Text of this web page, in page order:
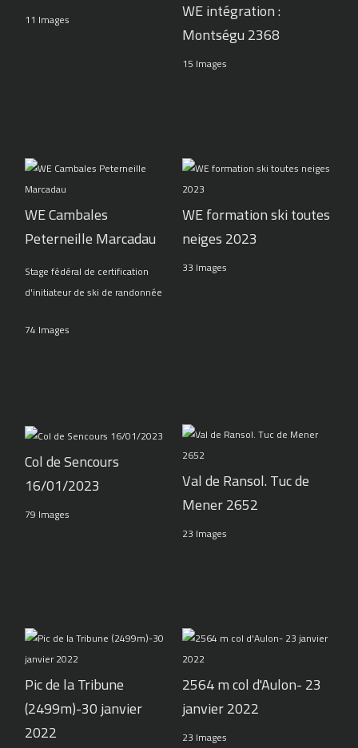
11 Images
WE intégration :
Montségu 2368
15 Images
WE Cambales
Peterneille Marcadau
Stage fédéral de certification
d'initiateur de ski de randonnée
74 Images
WE formation ski toutes
neiges 2023
33 Images
Col de Sencours
16/01/2023
79 Images
Val de Ransol. Tuc de
Mener 2652
23 Images
Pic de la Tribune
(2499m)-30 janvier
2022
2564 m col d'Aulon- 23
janvier 2022
23 Images